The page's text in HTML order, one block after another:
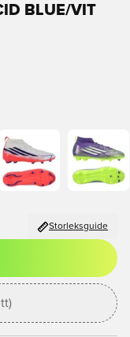
BLUE/VIT
Storleksguide
dig som